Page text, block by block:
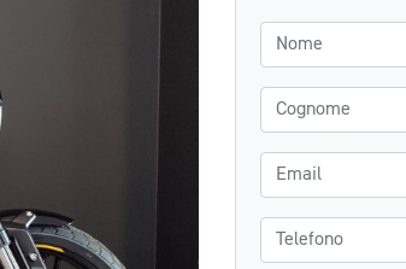
Nome
Cognome
Email
Telefono